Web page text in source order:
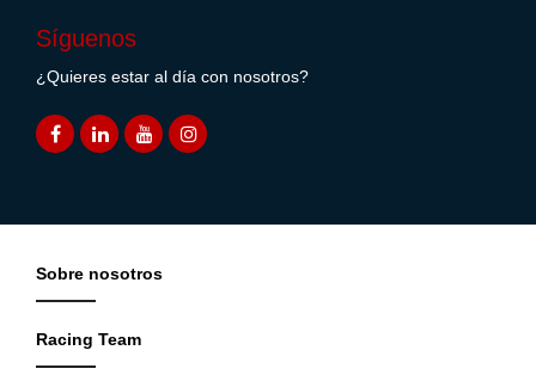
Síguenos
¿Quieres estar al día con nosotros?
Sobre nosotros
Racing Team